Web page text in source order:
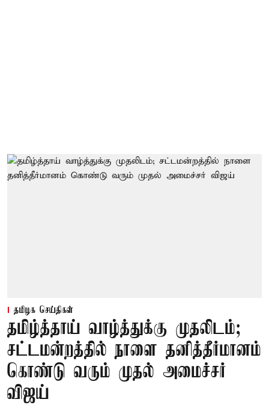
தமிழக செய்திகள்
தமிழ்த்தாய் வாழ்த்துக்கு முதலிடம்;
சட்டமன்றத்தில் நாளை தனித்தீர்மானம்
கொண்டு வரும் முதல் அமைச்சர்
விஜய்